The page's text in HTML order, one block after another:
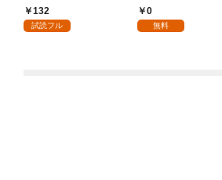
132
試読フル
0
無料